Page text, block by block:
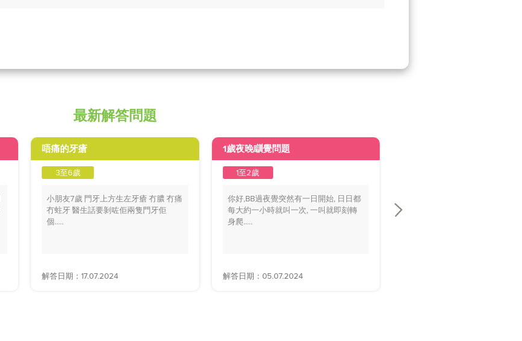
最新解答問題
唔痛的牙瘡
3至6歲
小朋友7歲 門牙上方生左牙瘡 冇膿 冇痛
冇蛀牙 醫生話要剝咗佢兩隻門牙佢
個.....
解答日期：17.07.2024
1歲夜晚瞓覺問題
1至2歲
你好,BB過夜覺突然有一日開始, 日日都
每大約一小時就叫一次, 一叫就即刻轉
身爬.....
解答日期：05.07.2024